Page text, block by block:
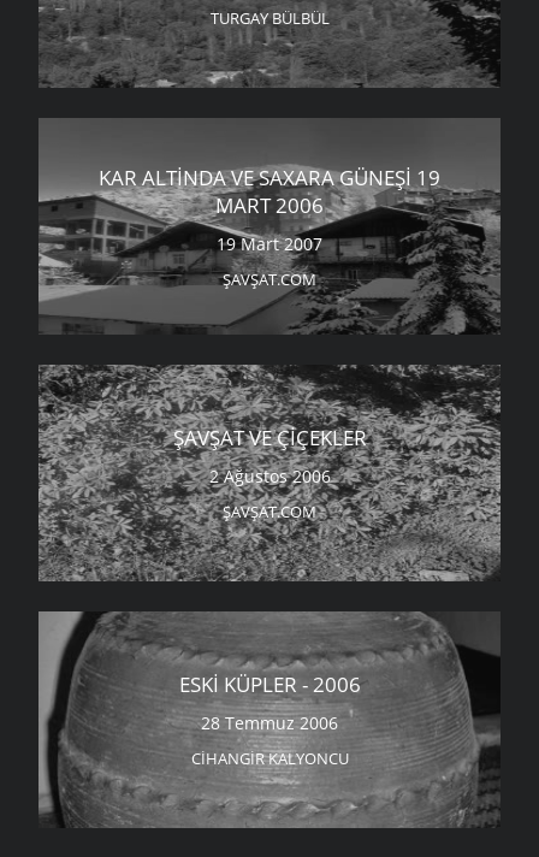
TURGAY BÜLBÜL
KAR ALTINDA VE SAXARA GÜNEŞI 19
MART 2006
19 Mart 2007
ŞAVŞAT.COM
ŞAVŞAT VE ÇIÇEKLER
2 Ağustos 2006
ŞAVŞAT.COM
ESKI KÜPLER - 2006
28 Temmuz 2006
CIHANGIR KALYONCU